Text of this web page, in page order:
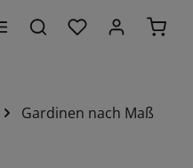
Du hast 0
Gardinen nach Maß